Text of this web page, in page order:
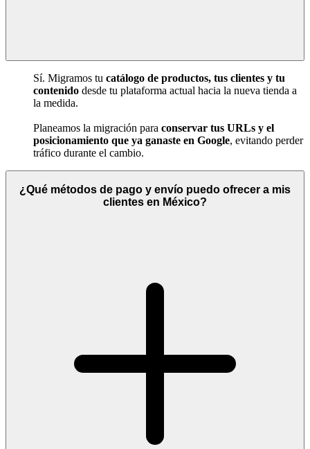
Sí. Migramos tu catálogo de productos, tus clientes y tu
contenido desde tu plataforma actual hacia la nueva tienda a
la medida.
Planeamos la migración para conservar tus URLs y el
posicionamiento que ya ganaste en Google, evitando perder
tráfico durante el cambio.
¿Qué métodos de pago y envío puedo ofrecer a mis
clientes en México?